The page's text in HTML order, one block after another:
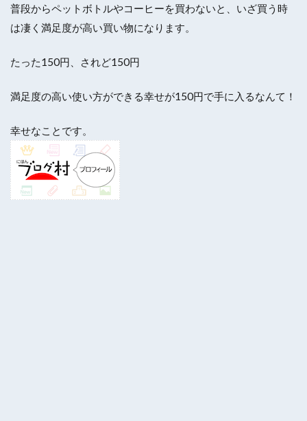
普段からペットボトルやコーヒーを買わないと、いざ買う時
は凄く満足度が高い買い物になります。
たった150円、されど150円
満足度の高い使い方ができる幸せが150円で手に入るなんて！
幸せなことです。